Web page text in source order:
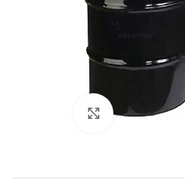
Click to enlarge